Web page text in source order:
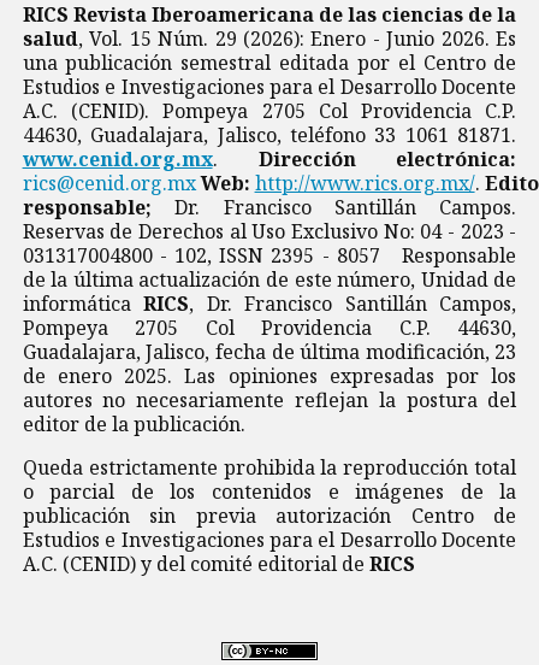
RICS Revista Iberoamericana de las ciencias de la
salud, Vol. 15 Núm. 29 (2026): Enero - Junio 2026. Es
una publicación semestral editada por el Centro de
Estudios e Investigaciones para el Desarrollo Docente
A.C. (CENID). Pompeya 2705 Col Providencia C.P.
44630, Guadalajara, Jalisco, teléfono 33 1061 81871.
www.cenid.org.mx. Dirección electrónica:
rics@cenid.org.mxWeb: http://www.rics.org.mx/.
responsable; Dr. Francisco Santillán Campos.
Reservas de Derechos al Uso Exclusivo No: 04 - 2023 -
031317004800 - 102, ISSN 2395 - 8057 Responsable
de la última actualización de este número, Unidad de
informáticaRICS, Dr. Francisco Santillán Campos,
Pompeya 2705 Col Providencia C.P. 44630,
Guadalajara, Jalisco, fecha de última modificación, 23
de enero 2025. Las opiniones expresadas por los
autores no necesariamente reflejan la postura del
editor de la publicación.
Queda estrictamente prohibida la reproducción total
o parcial de los contenidos e imágenes de la
publicación sin previa autorización Centro de
Estudios e Investigaciones para el Desarrollo Docente
A.C. (CENID) y del comité editorial de RICS